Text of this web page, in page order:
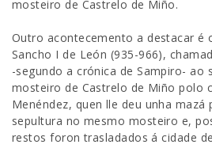
mosteiro de Castrelo de Miño.
Outro acontecemento a destacar é
Sancho I de León (935-966),
-segundo a crónica de Sampiro- ao
mosteiro de Castrelo de Miño polo
Menéndez, quen lle deu unha mazá
sepultura no mesmo mosteiro e,
restos foron trasladados á cidade